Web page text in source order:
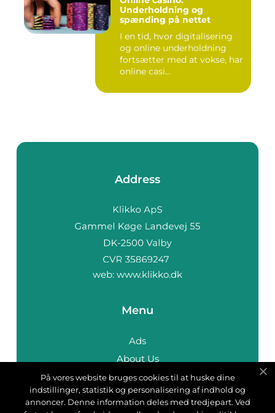
Underholdning og
spænding på nettet
I en tid, hvor digitalisering
og online underholdning
fortsætter med at vokse, har
online casi...
Address
web: www.klikko.dk
Menu
Ads
About Us
Cookies
Contact
På vores website bruges cookies til at huske dine
indstillinger, statistik og personalisering af indhold og
annoncer. Denne information deles med tredjepart. Ved